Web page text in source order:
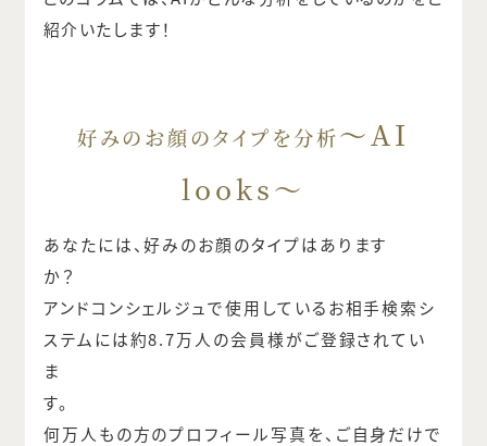
紹介いたします！
好みのお顔のタイプを分析～AI
looks～
あなたには、好みのお顔のタイプはあります
アンドコンシェルジュで使用しているお相手検索シ
ステムには約8.7万人の会員様がご登録されてい
ま
何万人もの方のプロフィール写真を、ご自身だけで